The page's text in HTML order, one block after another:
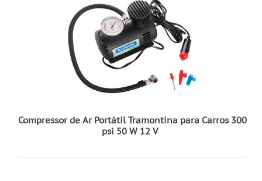
Compressor de Ar Portátil Tramontina para Carros 300
psi 50 W 12 V